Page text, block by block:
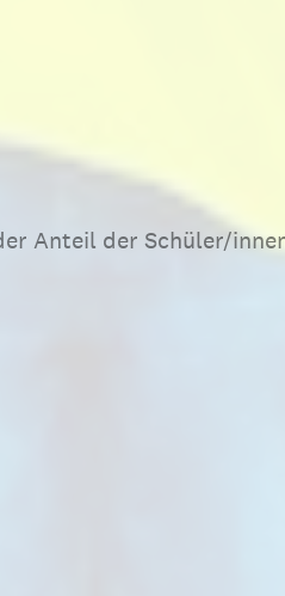
Anteil der Schüler/